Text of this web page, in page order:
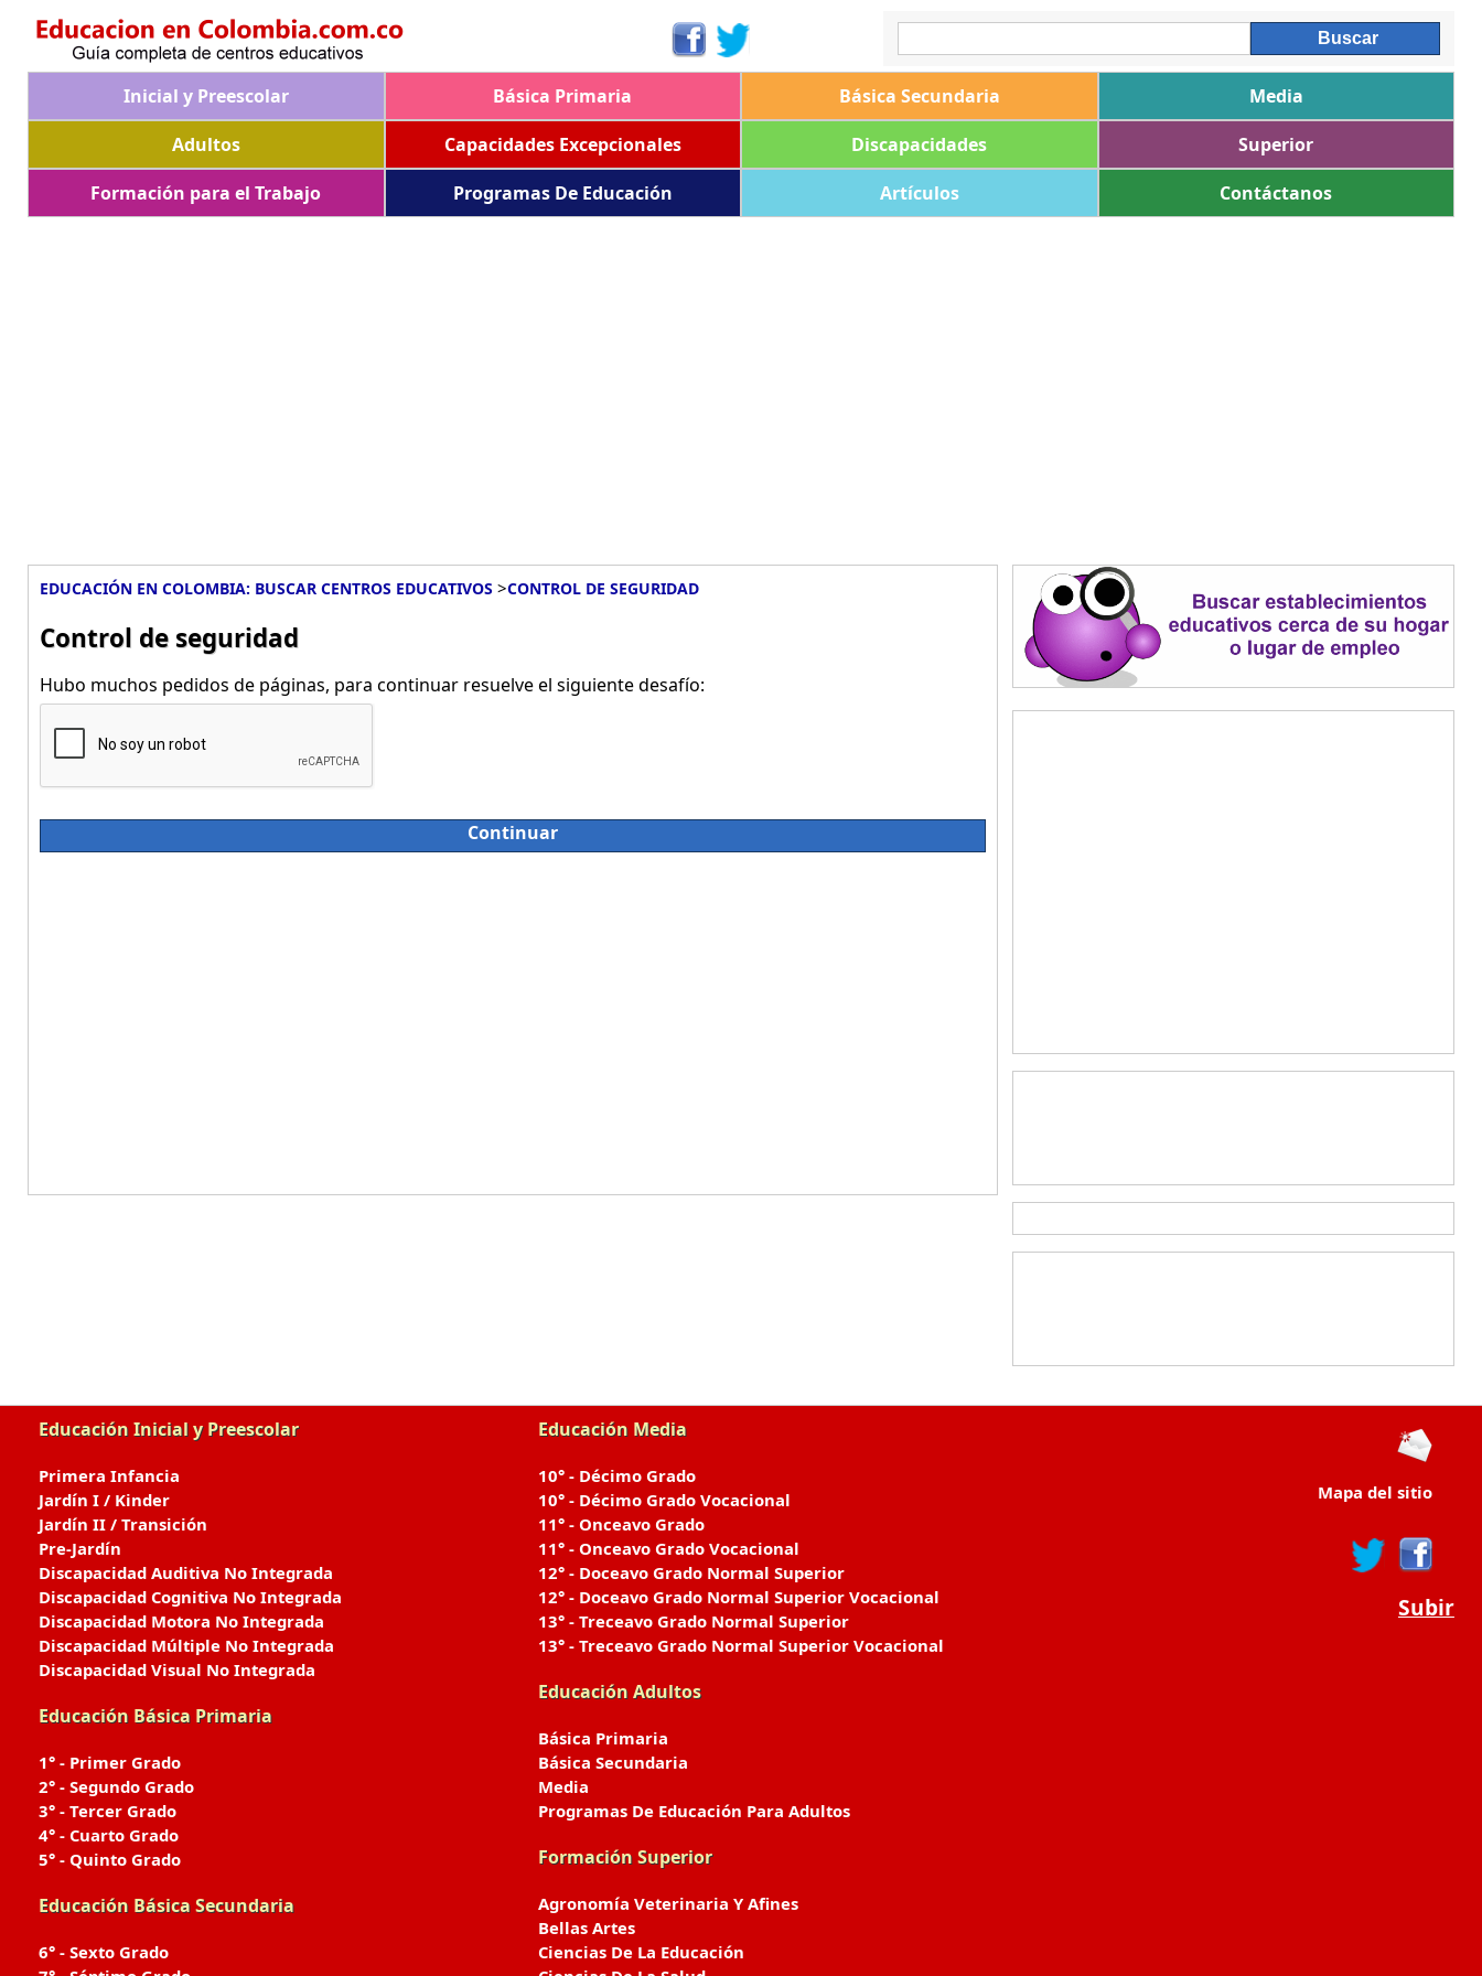
Inicial y Preescolar Básica Primaria Básica Secundaria
Media
Adultos
Capacidades Excepcionales Discapacidades
Superior
Formación para el Trabajo
Programas De Educación Artículos Contáctanos
EDUCACIÓN EN COLOMBIA: BUSCAR CENTROS EDUCATIVOS >CONTROL DE SEGURIDAD
Control de seguridad
Hubo muchos pedidos de páginas, para continuar resuelve el siguiente desafío:
Continuar
Educación Inicial y Preescolar
Primera Infancia
Jardín I / Kinder
Jardín II / Transición
Pre-Jardín
Discapacidad Auditiva No Integrada
Discapacidad Cognitiva No Integrada
Discapacidad Motora No Integrada
Discapacidad Múltiple No Integrada
Discapacidad Visual No Integrada
Educación Básica Primaria
1° - Primer Grado
2° - Segundo Grado
3° - Tercer Grado
4° - Cuarto Grado
5° - Quinto Grado
Educación Básica Secundaria
6° - Sexto Grado
Educación Media
10° - Décimo Grado
10° - Décimo Grado Vocacional
11° - Onceavo Grado
11° - Onceavo Grado Vocacional
12° - Doceavo Grado Normal Superior
12° - Doceavo Grado Normal Superior Vocacional
13° - Treceavo Grado Normal Superior
13° - Treceavo Grado Normal Superior Vocacional
Educación Adultos
Básica Primaria
Básica Secundaria
Media
Programas De Educación Para Adultos
Formación Superior
Agronomía Veterinaria Y Afines
Bellas Artes
Ciencias De La Educación
Mapa del sitio
Subir